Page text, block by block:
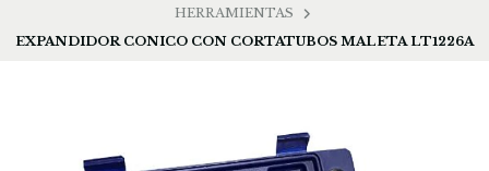
HERRAMIENTAS
EXPANDIDOR CONICO CON CORTATUBOS MALETA LT1226A